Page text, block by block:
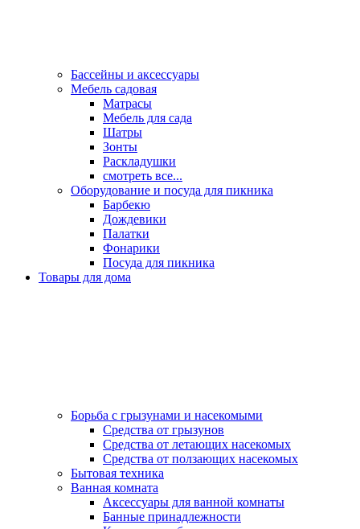
Бассейны и аксессуары
Мебель садовая
Матрасы
Мебель для сада
Шатры
Зонты
Раскладушки
смотреть все...
Оборудование и посуда для пикника
Барбекю
Дождевики
Палатки
Фонарики
Посуда для пикника
Товары для дома
Борьба с грызунами и насекомыми
Средства от грызунов
Средства от летающих насекомых
Средства от ползающих насекомых
Бытовая техника
Ванная комната
Аксессуары для ванной комнаты
Банные принадлежности